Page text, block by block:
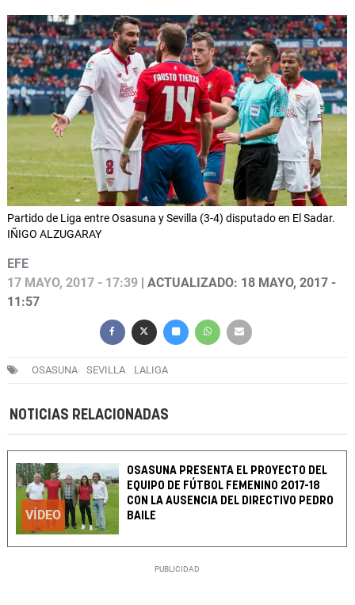
Partido de Liga entre Osasuna y Sevilla (3-4) disputado en El Sadar.
IÑIGO ALZUGARAY
EFE
17 MAYO, 2017 - 17:39 | ACTUALIZADO: 18 MAYO, 2017 -
11:57
OSASUNA SEVILLA LALIGA
NOTICIAS RELACIONADAS
VÍDEO
OSASUNA PRESENTA EL PROYECTO DEL
EQUIPO DE FÚTBOL FEMENINO 2017-18
CON LA AUSENCIA DEL DIRECTIVO PEDRO
BAILE